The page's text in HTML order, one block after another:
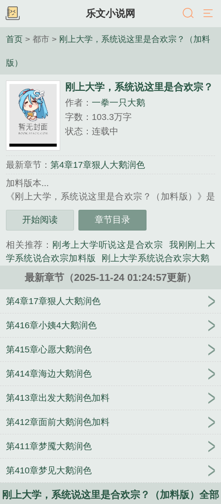
乐文小说网
首页 > 都市 > 刚上大学，系统说这里是合欢宗？（加料
版）
刚上大学，系统说这里是合欢宗？
（加料版）
作者： 一拳一只大鹅
字数：103.3万字
状态：连载中
最新章节： 第4章17章狠人大鹅润色
加料版本...
《刚上大学，系统说这里是合欢宗？（加料版）》是
一拳一只大鹅精心创作的都市类小说。
开始阅读
章节目录
相关推荐： 刚考上大学听说这是合欢宗
我刚刚上大
学系统说合欢宗加料版
刚上大学系统说合欢宗大鹅
合欢宗今天倒闭了没?免费阅读 什么是合欢宗
大学你告诉我这是合欢宗加料吧
有什么合欢宗的
世之百变秀色系统 宦海仕途：救下政坛女神平步青
袭 单亲富二代 职场巅峰：美女总裁超会撩
首长身
收魔王（动漫之后宫之旅）
离婚后，她们全都想占
到权力巅峰
权力沉浮
开局背
锅，震惊京圈大佬
权途争锋
仕途沉浮之
借势破局
游龙在渊
最新章节（2025-11-24 01:24:57更新）
第4章17章狠人大鹅润色
第416章小姨4大鹅润色
第415章心愿大鹅润色
第414章海边大鹅润色
第413章出发大鹅润色加料
第412章面前大鹅润色加料
第411章梦魇大鹅润色
第410章梦见大鹅润色
刚上大学，系统说这里是合欢宗？（加料版）全部